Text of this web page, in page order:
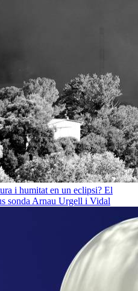
i humitat en un eclipsi? El
sonda Arnau Urgell i Vidal